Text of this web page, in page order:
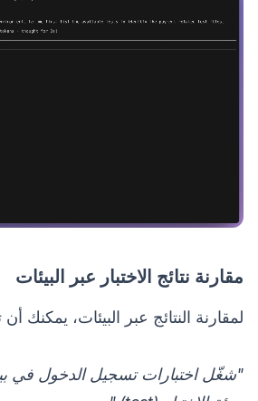
مقارنة نتائج الاختبار عبر البيئات
لمقارنة النتائج عبر البيئات، يمكنك